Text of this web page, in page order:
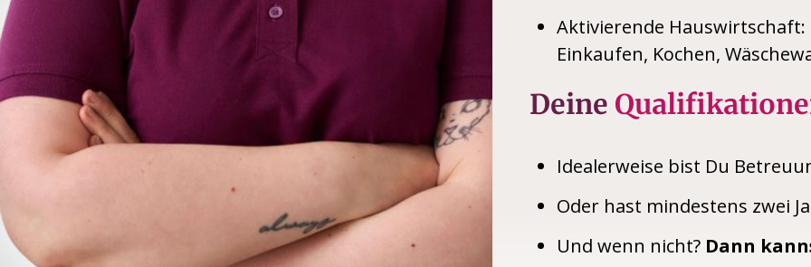
Aktivierende
Einkaufen, Kochen,
Deine
Idealerweise bist Du
Oder hast mindestens zwei
Und wenn nicht? Dann